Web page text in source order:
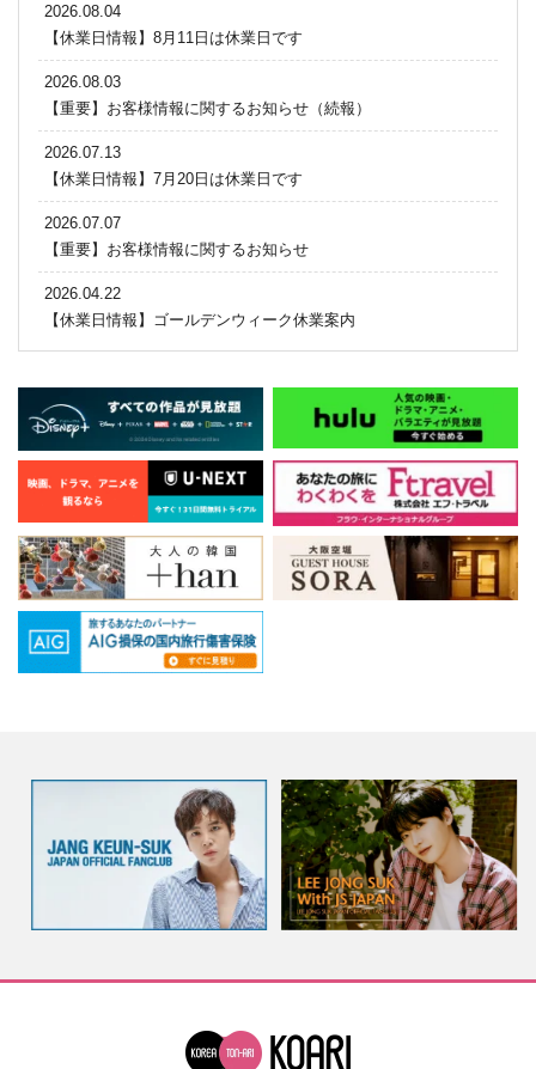
2026.08.04
【休業日情報】8月11日は休業日です
2026.08.03
【重要】お客様情報に関するお知らせ（続報）
2026.07.13
【休業日情報】7月20日は休業日です
2026.07.07
【重要】お客様情報に関するお知らせ
2026.04.22
【休業日情報】ゴールデンウィーク休業案内